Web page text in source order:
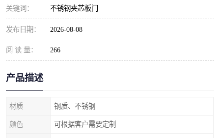
关键词： 不锈钢夹芯板门
发布日期： 2026-08-08
阅 读 量： 266
产品描述
材质 钢质、不锈钢
颜色 可根据客户需要定制